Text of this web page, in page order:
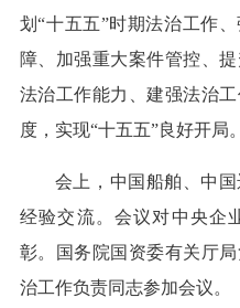
划“十五五”时期法治工作
障、加强重大案件管控、
法治工作能力、建强法治
度，实现“十五五”良好开局。
会上，中国船舶、中
经验交流。会议对中央企
彰。国务院国资委有关厅
治工作负责同志参加会议。